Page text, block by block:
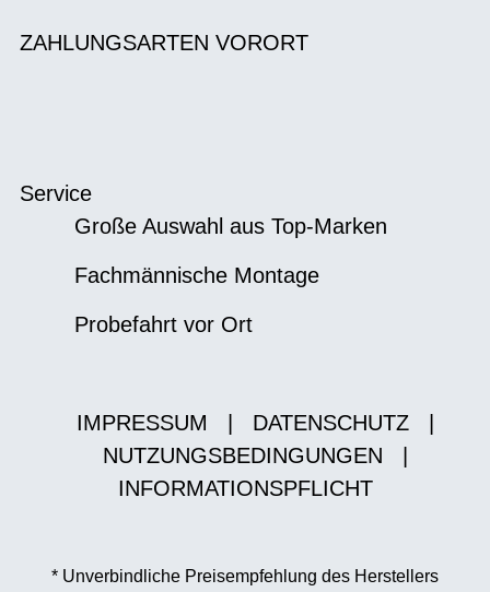
ZAHLUNGSARTEN VORORT
Service
Große Auswahl aus Top-Marken
Fachmännische Montage
Probefahrt vor Ort
IMPRESSUM DATENSCHUTZ
NUTZUNGSBEDINGUNGEN
INFORMATIONSPFLICHT
* Unverbindliche Preisempfehlung des Herstellers